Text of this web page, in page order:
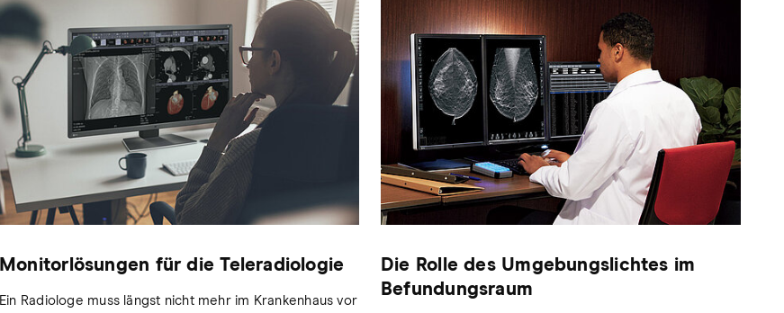
Monitorlösungen für die Teleradiologie
Ein Radiologe muss längst nicht mehr im Krankenhaus vor
Die Rolle des Umgebungslichtes im
Befundungsraum